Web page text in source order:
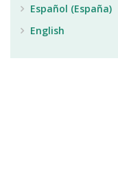
Español (España)
English